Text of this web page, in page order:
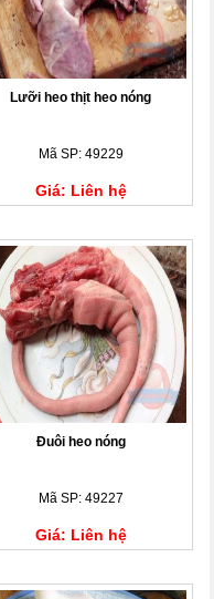
Lưỡi heo thịt heo nóng
Mã SP: 49229
Giá: Liên hệ
Đuôi heo nóng
Mã SP: 49227
Giá: Liên hệ